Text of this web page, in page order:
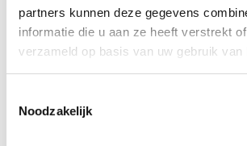
partners kunnen deze gegevens
informatie die u aan ze heeft verstrekt
verzameld op basis van uw gebruik van
Noodzakelijk
Liever meteen
Sarah ?
Mail: info@dim-sum.nl